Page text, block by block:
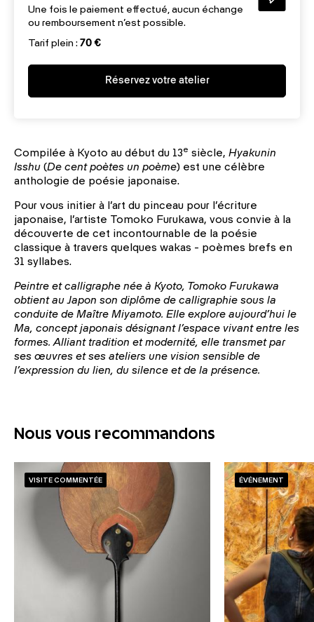
Une fois le paiement effectué, aucun échange
ou remboursement n’est possible.
Tarif plein : 70 €
Réservez votre atelier
Compilée à Kyoto au début du 13 e siècle, Hyakunin
Isshu (De cent poètes un poème) est une célèbre
anthologie de poésie japonaise.
Pour vous initier à l’art du pinceau pour l’écriture
japonaise, l’artiste Tomoko Furukawa, vous convie à la
découverte de cet incontournable de la poésie
classique à travers quelques wakas - poèmes brefs en
31 syllabes.
Peintre et calligraphe née à Kyoto, Tomoko Furukawa
obtient au Japon son diplôme de calligraphie sous la
conduite de Maître Miyamoto. Elle explore aujourd’hui le
Ma, concept japonais désignant l’espace vivant entre les
formes. Alliant tradition et modernité, elle transmet par
ses œuvres et ses ateliers une vision sensible de
l’expression du lien, du silence et de la présence.
Nous vous recommandons
VISITE COMMENTÉE ÉVÉNEMENT